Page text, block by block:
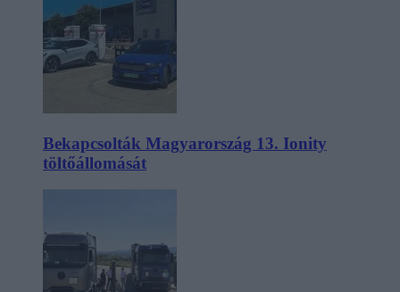
Bekapcsolták Magyarország 13. Ionity
töltőállomását